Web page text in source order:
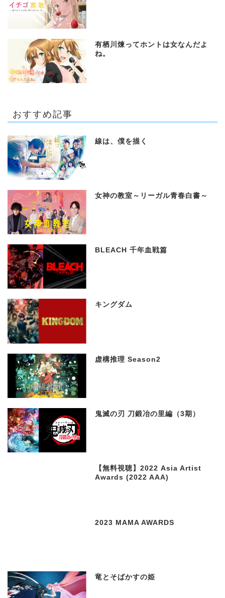
有栖川煉ってホントは女なんだよ
ね。
おすすめ記事
線は、僕を描く
女神の教室～リーガル青春白書～
BLEACH 千年血戦篇
キングダム
虚構推理 Season2
鬼滅の刃 刀鍛冶の里編（3期）
【無料視聴】2022 Asia Artist
Awards (2022 AAA)
2023 MAMA AWARDS
竜とそばかすの姫